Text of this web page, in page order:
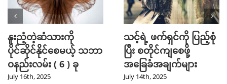
Mini Jeans Skirt ကို စ
တိုင်ကျကျဝတ်လို့ရစေ
မယ့် Styling Tips များ
September 28th, 2024
Golf အားကစား
ကြိုက်နှစ်သက်သူတို့
အတွက် ဖက်ရှင် Tips
များ